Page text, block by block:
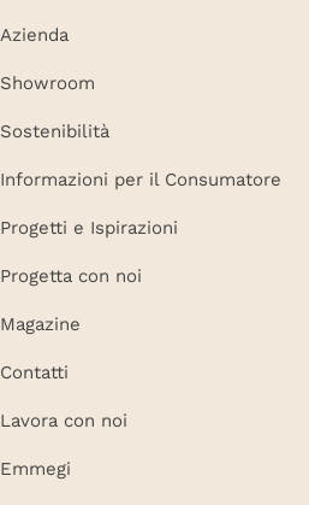
Azienda
Showroom
Sostenibilità
Informazioni per il Consumatore
Progetti e Ispirazioni
Progetta con noi
Magazine
Contatti
Lavora con noi
Emmegi